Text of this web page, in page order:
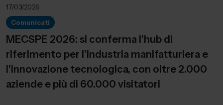
17/03/2026
Comunicati
MECSPE 2026: si conferma l’hub di
riferimento per l’industria manifatturiera e
l’innovazione tecnologica, con oltre 2.000
aziende e più di 60.000 visitatori